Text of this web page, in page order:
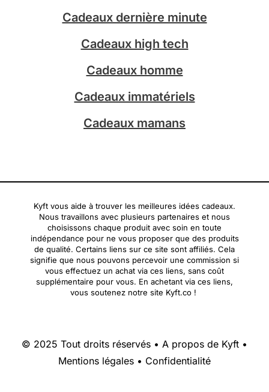
r
a
m
Cadeaux dernière minute
Cadeaux high tech
Cadeaux homme
Cadeaux immatériels
Cadeaux mamans
Kyft vous aide à trouver les meilleures idées cadeaux.
Nous travaillons avec plusieurs partenaires et nous
choisissons chaque produit avec soin en toute
indépendance pour ne vous proposer que des produits
de qualité. Certains liens sur ce site sont affiliés. Cela
signifie que nous pouvons percevoir une commission si
vous effectuez un achat via ces liens, sans coût
supplémentaire pour vous. En achetant via ces liens,
vous soutenez notre site Kyft.co !
© 2025 Tout droits réservés • A propos de Kyft •
Mentions légales • Confidentialité